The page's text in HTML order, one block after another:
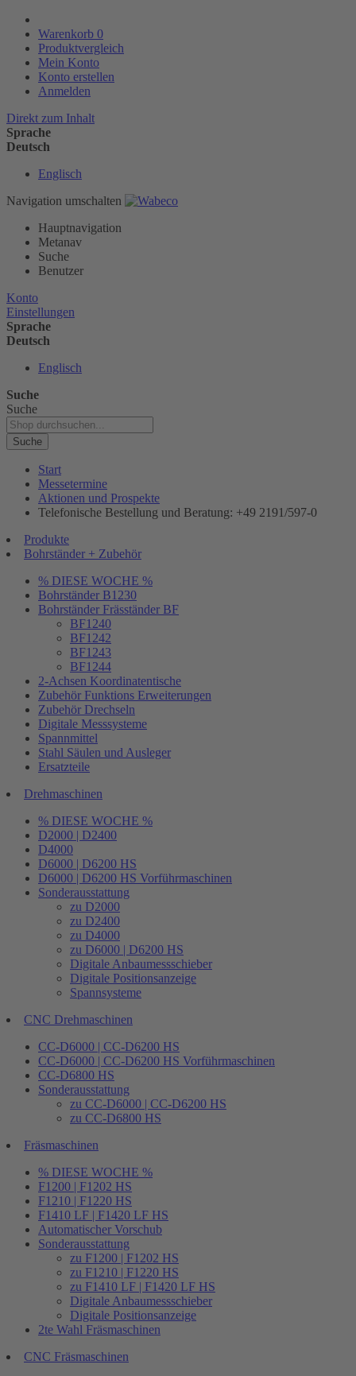
Warenkorb 0
Produktvergleich
Mein Konto
Konto erstellen
Anmelden
Direkt zum Inhalt
Sprache
Deutsch
Englisch
Navigation umschalten
Hauptnavigation
Metanav
Suche
Benutzer
Konto
Einstellungen
Sprache
Deutsch
Englisch
Suche
Suche
Suche
Start
Messetermine
Aktionen und Prospekte
Telefonische Bestellung und Beratung: +49 2191/597-0
Produkte
Bohrständer + Zubehör
% DIESE WOCHE %
Bohrständer B1230
Bohrständer Fräsständer BF
BF1240
BF1242
BF1243
BF1244
2-Achsen Koordinatentische
Zubehör Funktions Erweiterungen
Zubehör Drechseln
Digitale Messsysteme
Spannmittel
Stahl Säulen und Ausleger
Ersatzteile
Drehmaschinen
% DIESE WOCHE %
D2000 | D2400
D4000
D6000 | D6200 HS
D6000 | D6200 HS Vorführmaschinen
Sonderausstattung
zu D2000
zu D2400
zu D4000
zu D6000 | D6200 HS
Digitale Anbaumessschieber
Digitale Positionsanzeige
Spannsysteme
CNC Drehmaschinen
CC-D6000 | CC-D6200 HS
CC-D6000 | CC-D6200 HS Vorführmaschinen
CC-D6800 HS
Sonderausstattung
zu CC-D6000 | CC-D6200 HS
zu CC-D6800 HS
Fräsmaschinen
% DIESE WOCHE %
F1200 | F1202 HS
F1210 | F1220 HS
F1410 LF | F1420 LF HS
Automatischer Vorschub
Sonderausstattung
zu F1200 | F1202 HS
zu F1210 | F1220 HS
zu F1410 LF | F1420 LF HS
Digitale Anbaumessschieber
Digitale Positionsanzeige
2te Wahl Fräsmaschinen
CNC Fräsmaschinen